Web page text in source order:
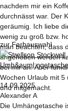
nachdem mir ein
durchnässt war. Der
geräumig. Ich liebe
wenig zu groß bzw.
man beachten, dass
angehoben werden
bei mir an. Aber
Wochen Urlaub mit 5
und mitgemacht.
zur Farbauswahl
14.09.2025
Alexander A
Die Umhängetasche